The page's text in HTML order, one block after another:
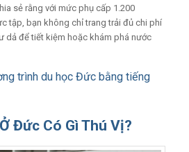
sẻ rằng với mức phụ cấp 1.200
tập, bạn không chỉ trang trải đủ chi phí
dả để tiết kiệm hoặc khám phá nước
trình du học Đức bằng tiếng
Đức Có Gì Thú Vị?